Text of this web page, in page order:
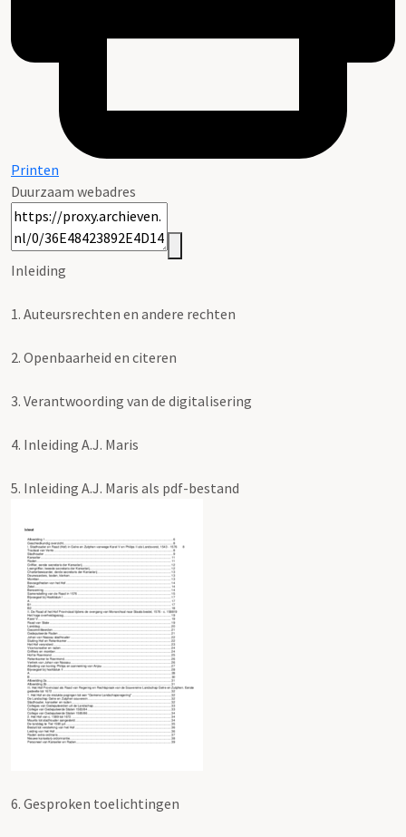
Printen
Duurzaam webadres
Inleiding
1. Auteursrechten en andere rechten
2. Openbaarheid en citeren
3. Verantwoording van de digitalisering
4. Inleiding A.J. Maris
5. Inleiding A.J. Maris als pdf-bestand
6. Gesproken toelichtingen